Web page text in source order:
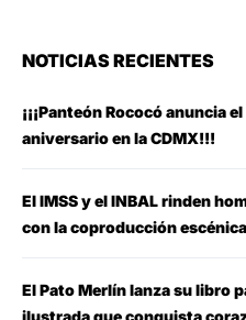
NOTICIAS RECIENTES
¡¡¡Panteón Rococó anuncia
aniversario en la CDMX!!!
El IMSS y el INBAL rinden
con la coproducción
El Pato Merlín lanza su libro
ilustrada que conquista